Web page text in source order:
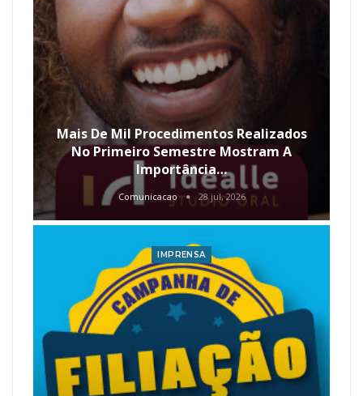
Mais De Mil Procedimentos Realizados
No Primeiro Semestre Mostram A
Importância…
Comunicacao 28 jul, 2026
IMPRENSA